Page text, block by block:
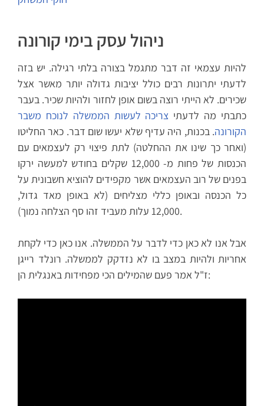
ניהול עסק בימי קורונה
להיות עצמאי זה דבר מתגמל בצורה בלתי רגילה. יש בזה
לדעתי יתרונות רבים כולל יציבות גדולה יותר מאשר אצל
שכירים. לא הייתי רוצה בשום אופן לחזור ולהיות שכיר. בעבר
כתבתי מה לדעתי צריכה לעשות הממשלה לנוכח משבר
הקורונה. בכנות, היה עדיף שלא יעשו שום דבר. כאר החליטו
(ואחר כך שינו את ההחלטה) לתת פיצוי רק לעצמאים עם
הכנסות של פחות מ- 12,000 שקלים בחודש למעשה ירקו
בפנים של רוב העצמאים אשר מקפידים להוציא חשבונית על
כל הכנסה ובאופן כללי מצליחים (לא באופן מאד גדול,
12,000 עלות מעביד זהו סף הצלחה נמוך).
אבל אנו לא כאן כדי לדבר על הממשלה. אנו כאן כדי לקחת
אחריות ולהיות במצב בו לא נזדקק לממשלה. רונלד רייגן
ז"ל אמר פעם שהמילים הכי מפחידות באנגלית הן: